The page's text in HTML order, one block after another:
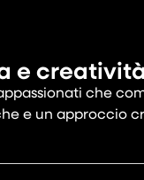
e creatività
che
e un approccio